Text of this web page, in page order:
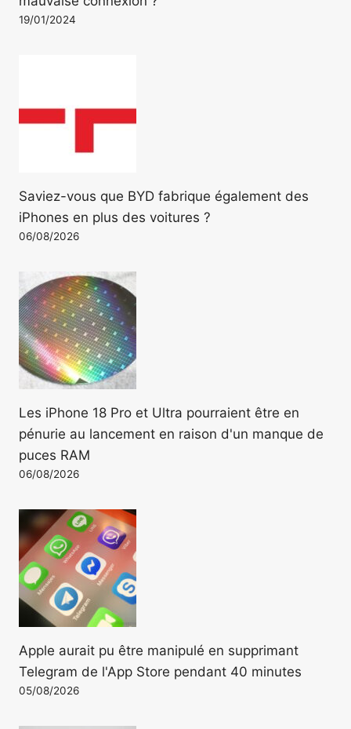
19/01/2024
Saviez-vous que BYD fabrique également des
iPhones en plus des voitures ?
06/08/2026
Les iPhone 18 Pro et Ultra pourraient être en
pénurie au lancement en raison d'un manque de
puces RAM
06/08/2026
Apple aurait pu être manipulé en supprimant
Telegram de l'App Store pendant 40 minutes
05/08/2026